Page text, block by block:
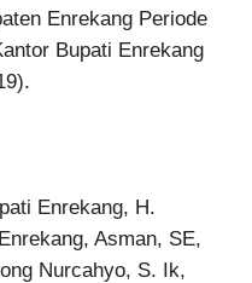
Enrekang Periode
Bupati Enrekang
Enrekang, H.
Asman, SE,
Nurcahyo, S. Ik,